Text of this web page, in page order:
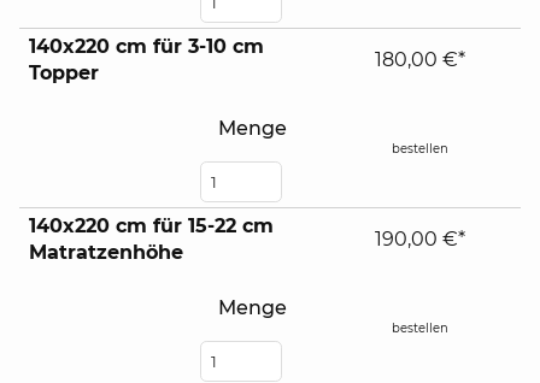
140x220 cm für 3-10 cm
Topper
Menge
180,00 €*
bestellen
140x220 cm für 15-22 cm
Matratzenhöhe
Menge
190,00 €*
bestellen